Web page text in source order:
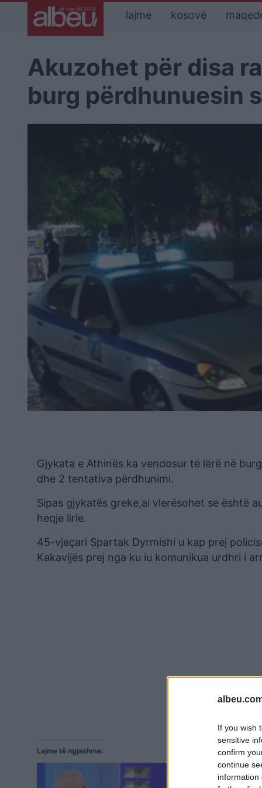
If you wish
sensitive
confirm
continue
information
lajme kosovë
Akuzohet për disa
burg përdhunuesin
Gjykata e Athinës ka vendosur të lërë në
dhe 2 tentativa përdhunimi.
Sipas gjykatës greke,ai vlerësohet se është
heqje lirie.
45-vjeçari Spartak Dyrmishi u kap prej
Kakavijës prej nga ku iu komunikua urdhri i
Lajme të ngjashme: